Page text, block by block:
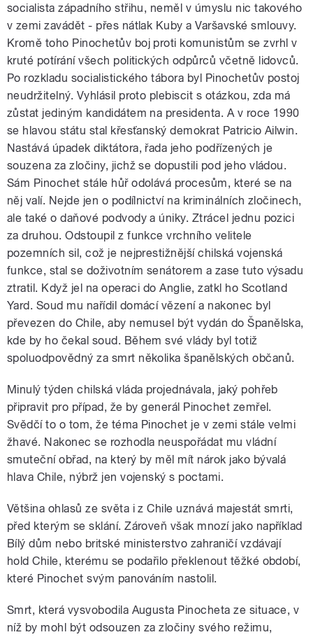
socialista západního střihu, neměl v úmyslu nic takového
v zemi zavádět - přes nátlak Kuby a Varšavské smlouvy.
Kromě toho Pinochetův boj proti komunistům se zvrhl v
kruté potírání všech politických odpůrců včetně lidovců.
Po rozkladu socialistického tábora byl Pinochetův postoj
neudržitelný. Vyhlásil proto plebiscit s otázkou, zda má
zůstat jediným kandidátem na presidenta. A v roce 1990
se hlavou státu stal křesťanský demokrat Patricio Ailwin.
Nastává úpadek diktátora, řada jeho podřízených je
souzena za zločiny, jichž se dopustili pod jeho vládou.
Sám Pinochet stále hůř odolává procesům, které se na
něj valí. Nejde jen o podílnictví na kriminálních zločinech,
ale také o daňové podvody a úniky. Ztrácel jednu pozici
za druhou. Odstoupil z funkce vrchního velitele
pozemních sil, což je nejprestižnější chilská vojenská
funkce, stal se doživotním senátorem a zase tuto výsadu
ztratil. Když jel na operaci do Anglie, zatkl ho Scotland
Yard. Soud mu nařídil domácí vězení a nakonec byl
převezen do Chile, aby nemusel být vydán do Španělska,
kde by ho čekal soud. Během své vlády byl totiž
spoluodpovědný za smrt několika španělských občanů.
Minulý týden chilská vláda projednávala, jaký pohřeb
připravit pro případ, že by generál Pinochet zemřel.
Svědčí to o tom, že téma Pinochet je v zemi stále velmi
žhavé. Nakonec se rozhodla neuspořádat mu vládní
smuteční obřad, na který by měl mít nárok jako bývalá
hlava Chile, nýbrž jen vojenský s poctami.
Většina ohlasů ze světa i z Chile uznává majestát smrti,
před kterým se sklání. Zároveň však mnozí jako například
Bílý dům nebo britské ministerstvo zahraničí vzdávají
hold Chile, kterému se podařilo překlenout těžké období,
které Pinochet svým panováním nastolil.
Smrt, která vysvobodila Augusta Pinocheta ze situace, v
níž by mohl být odsouzen za zločiny svého režimu,